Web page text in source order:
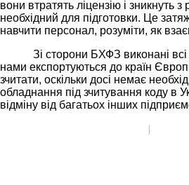
вони втратять ліцензію і зникнуть
необхідний для підготовки. Це
навчити персонал, розуміти, як
Зі сторони БХФЗ виконані
нами експортуються до країн
зчитати, оскільки досі немає
обладнання під зчитування коду в
відміну від багатьох інших